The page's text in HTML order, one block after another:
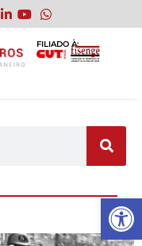
Abrir
FILIADO À: